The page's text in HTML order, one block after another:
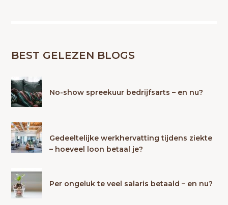
BEST GELEZEN BLOGS
No-show spreekuur bedrijfsarts – en nu?
Gedeeltelijke werkhervatting tijdens ziekte
– hoeveel loon betaal je?
Per ongeluk te veel salaris betaald – en nu?